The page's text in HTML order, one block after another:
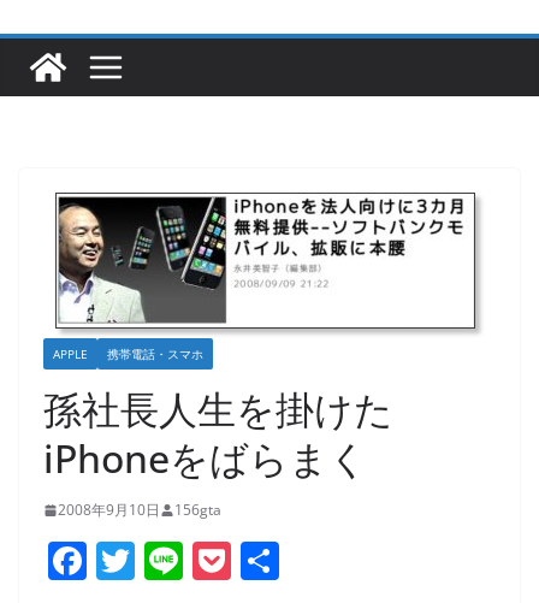
APPLE 携帯電話・スマホ
孫社長人生を掛けた
iPhoneをばらまく
2008年9月10日 156gta
F T Li P